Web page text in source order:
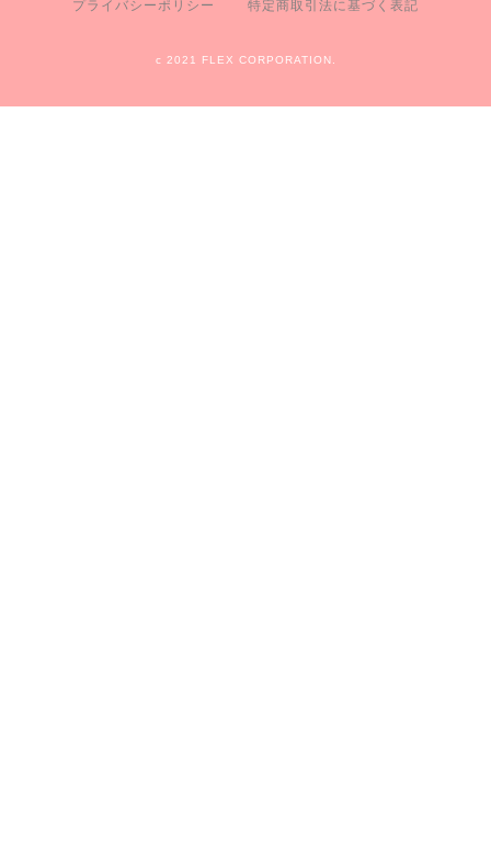
プライバシーポリシー 特定商取引法に基づく表記
c 2021 FLEX CORPORATION.